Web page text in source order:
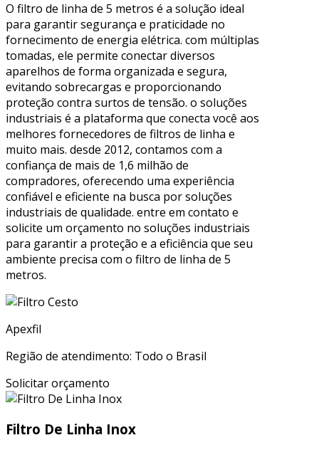
O filtro de linha de 5 metros é a solução ideal
para garantir segurança e praticidade no
fornecimento de energia elétrica. com múltiplas
tomadas, ele permite conectar diversos
aparelhos de forma organizada e segura,
evitando sobrecargas e proporcionando
proteção contra surtos de tensão. o soluções
industriais é a plataforma que conecta você aos
melhores fornecedores de filtros de linha e
muito mais. desde 2012, contamos com a
confiança de mais de 1,6 milhão de
compradores, oferecendo uma experiência
confiável e eficiente na busca por soluções
industriais de qualidade. entre em contato e
solicite um orçamento no soluções industriais
para garantir a proteção e a eficiência que seu
ambiente precisa com o filtro de linha de 5
metros.
Apexfil
Região de atendimento: Todo o Brasil
Solicitar orçamento
Filtro De Linha Inox